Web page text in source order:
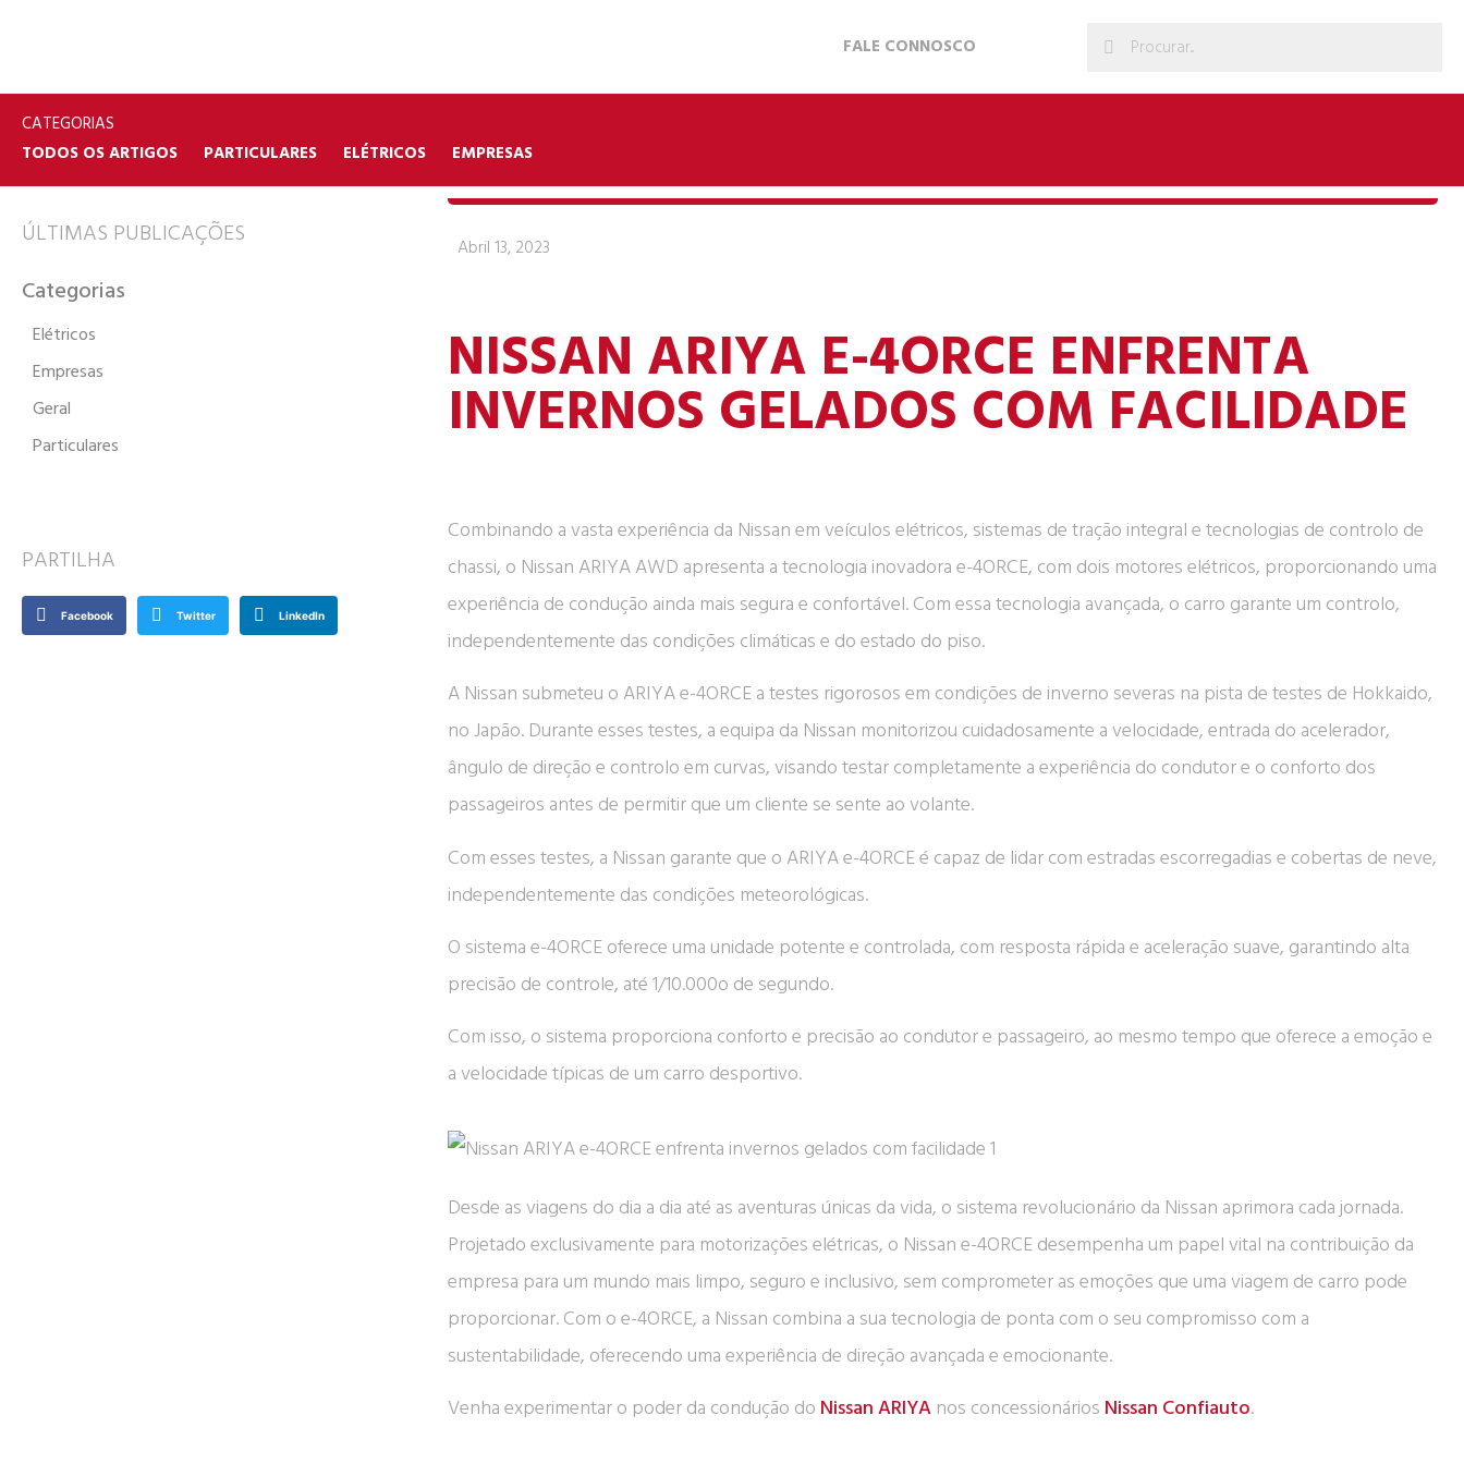
FALE CONNOSCO
CATEGORIAS
TODOS OS ARTIGOS
PARTICULARES ELÉTRICOS EMPRESAS
ÚLTIMAS PUBLICAÇÕES
Categorias
Elétricos
Empresas
Geral
Particulares
PARTILHA
Facebook Twitter LinkedIn
Abril 13, 2023
NISSAN ARIYA E-4ORCE ENFRENTA
INVERNOS GELADOS COM FACILIDADE
Combinando a vasta experiência da Nissan em veículos elétricos, sistemas de tração integral e tecnologias de controlo de
chassi, o Nissan ARIYA AWD apresenta a tecnologia inovadora e-4ORCE, com dois motores elétricos, proporcionando uma
experiência de condução ainda mais segura e confortável. Com essa tecnologia avançada, o carro garante um controlo,
independentemente das condições climáticas e do estado do piso.
A Nissan submeteu o ARIYA e-4ORCE a testes rigorosos em condições de inverno severas na pista de testes de Hokkaido,
no Japão. Durante esses testes, a equipa da Nissan monitorizou cuidadosamente a velocidade, entrada do acelerador,
ângulo de direção e controlo em curvas, visando testar completamente a experiência do condutor e o conforto dos
passageiros antes de permitir que um cliente se sente ao volante.
Com esses testes, a Nissan garante que o ARIYA e-4ORCE é capaz de lidar com estradas escorregadias e cobertas de neve,
independentemente das condições meteorológicas.
O sistema e-4ORCE oferece uma unidade potente e controlada, com resposta rápida e aceleração suave, garantindo alta
precisão de controle, até 1/10.000o de segundo.
Com isso, o sistema proporciona conforto e precisão ao condutor e passageiro, ao mesmo tempo que oferece a emoção e
a velocidade típicas de um carro desportivo.
Desde as viagens do dia a dia até as aventuras únicas da vida, o sistema revolucionário da Nissan aprimora cada jornada.
Projetado exclusivamente para motorizações elétricas, o Nissan e-4ORCE desempenha um papel vital na contribuição da
empresa para um mundo mais limpo, seguro e inclusivo, sem comprometer as emoções que uma viagem de carro pode
proporcionar. Com o e-4ORCE, a Nissan combina a sua tecnologia de ponta com o seu compromisso com a
sustentabilidade, oferecendo uma experiência de direção avançada e emocionante.
Venha experimentar o poder da condução do Nissan ARIYA nos concessionários Nissan Confiauto.